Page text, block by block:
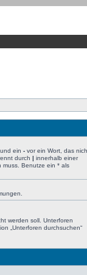
ein -vor ein Wort, das
durch | innerhalb einer
muss. Benutze ein * als
werden soll. Unterforen
„Unterforen durchsuchen“